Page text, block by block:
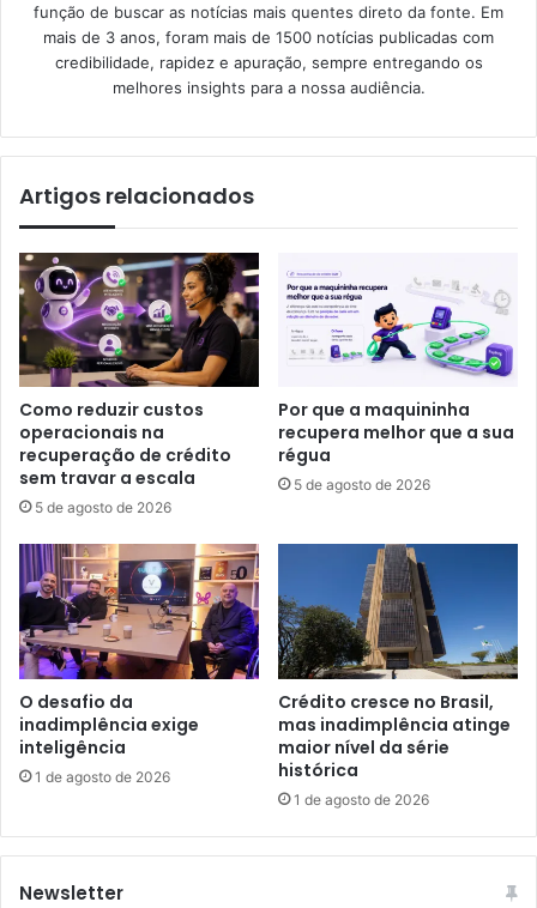
função de buscar as notícias mais quentes direto da fonte. Em
mais de 3 anos, foram mais de 1500 notícias publicadas com
credibilidade, rapidez e apuração, sempre entregando os
melhores insights para a nossa audiência.
Artigos relacionados
Como reduzir custos
operacionais na
recuperação de crédito
sem travar a escala
5 de agosto de 2026
Por que a maquininha
recupera melhor que a sua
régua
5 de agosto de 2026
O desafio da
inadimplência exige
inteligência
1 de agosto de 2026
Crédito cresce no Brasil,
mas inadimplência atinge
maior nível da série
histórica
1 de agosto de 2026
Newsletter